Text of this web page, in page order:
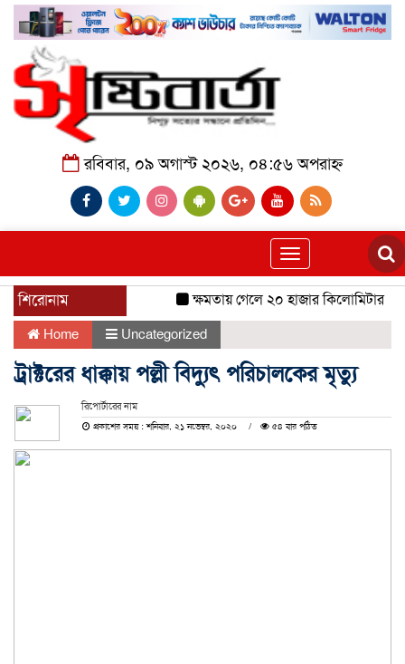
রবিবার, ০৯ অগাস্ট ২০২৬, ০৪:৫৬ অপরাহ্ন
Toggle
navigation
শিরোনাম ক্ষমতায় গেলে ২০ হাজার কিলোমিটার খাল
Home Uncategorized
ট্রাক্টরের ধাক্কায় পল্লী বিদ্যুৎ পরিচালকের মৃত্যু
রিপোর্টারের নাম
প্রকাশের সময় : শনিবার, ২১ নভেম্বর, ২০২০
৫৪ বার পঠিত